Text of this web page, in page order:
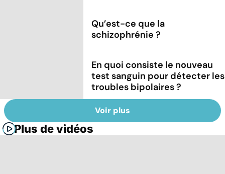
Qu’est-ce que la
schizophrénie ?
En quoi consiste le nouveau
test sanguin pour détecter les
troubles bipolaires ?
Voir plus
Plus de vidéos